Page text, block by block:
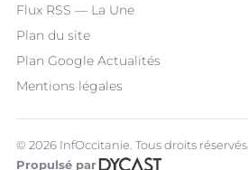
Flux RSS — La Une
Plan du site
Plan Google Actualités
Mentions légales
© 2026 InfOccitanie. Tous droits réservés.
Propulsé par